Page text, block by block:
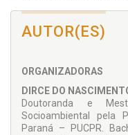
A atualidade e a
científico com que
dinâmico como foram
AUTOR(ES)
ORGANIZADORAS
DIRCE DO
Doutoranda e
Socioambiental pela
Paraná – PUCPR.